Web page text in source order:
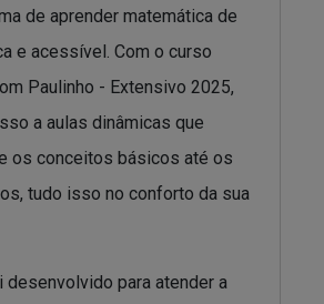
de aprender matemática de
e acessível. Com o curso
Paulinho - Extensivo 2025,
a aulas dinâmicas que
os conceitos básicos até os
tudo isso no conforto da sua
desenvolvido para atender a